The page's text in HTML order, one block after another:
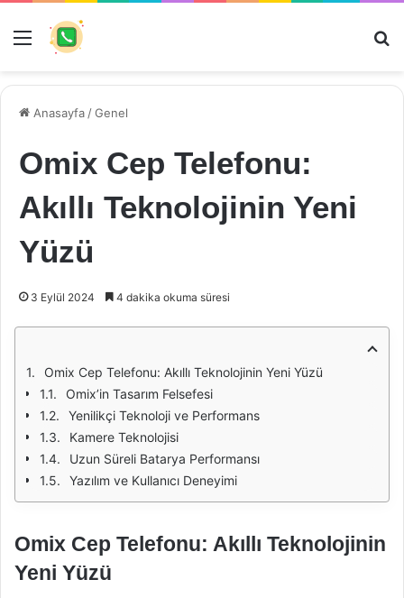
Menü
Anasayfa /Genel
Omix Cep Telefonu:
Akıllı Teknolojinin Yeni
Yüzü
3 Eylül 2024 4 dakika okuma süresi
Omix Cep Telefonu: Akıllı Teknolojinin Yeni Yüzü
Omix’in Tasarım Felsefesi
Yenilikçi Teknoloji ve Performans
Kamere Teknolojisi
Uzun Süreli Batarya Performansı
Yazılım ve Kullanıcı Deneyimi
Omix Cep Telefonu: Akıllı Teknolojinin
Yeni Yüzü